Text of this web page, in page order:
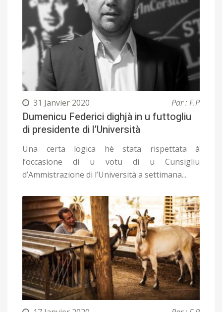
31 Janvier 2020 Par : F.P
Dumenicu Federici dighjà in u futtogliu
di presidente di l’Università
Una certa logica hè stata rispettata à
l’occasione di u votu di u Cunsigliu
d’Ammistrazione di l’Università a settimana...